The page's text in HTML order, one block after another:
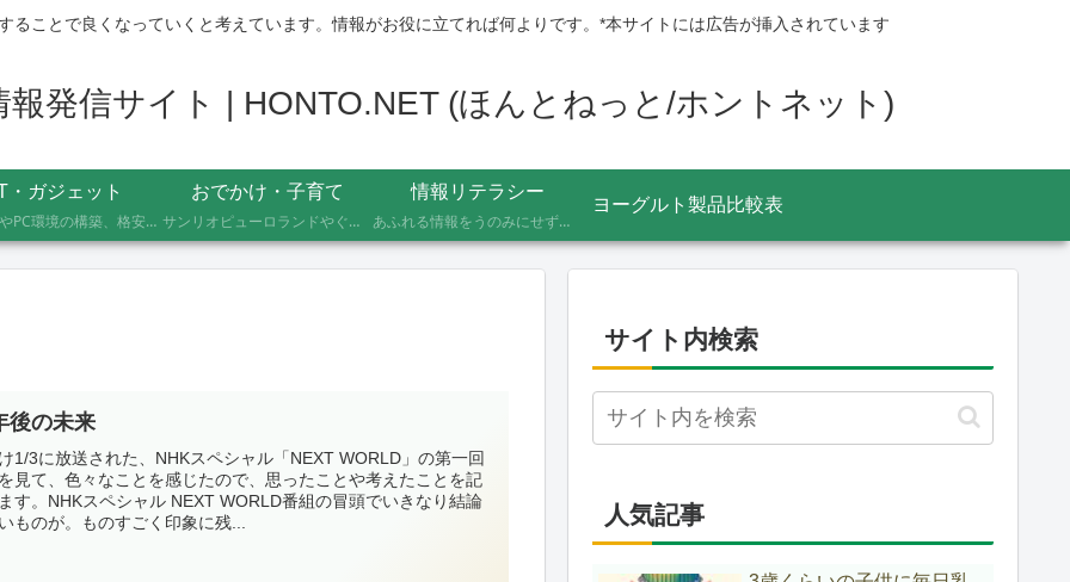
ることで良くなっていくと考えています。情報がお役に立てれば何よりです。*本サイトには広告が挿入されています
発信サイト | HONTO.NET (ほんとねっと/ホントネット)
・ガジェット
自作PCやPC環境の構築、格安SIMへのMNP乗り換え、便利なソフト・サービスの活用記録です。製品の型番や設定手順、つまずいたポイントまで具体的に記載していますので、同じことをしたい方の参考になれば幸いです。
おでかけ・子育て
サンリオピューロランドやぐりんぱなど、未就学児2人を連れて実際に行ったスポットの体験レポートです。株主優待や割引券でお得に楽しむ方法、子連れならではの持ち物や注意点もあわせて記録しています。
情報リテラシー
あふれる情報をうのみにせず、「これってほんと？」と一度立ち止まって見極めるための考え方を記録しています。ニュースの裏の読み解き方、詐欺やデマへの向き合い方など、サイト名「HONTO.NET」の原点となるテーマです。
ヨーグルト製品比較表
後の未来
1/3に放送された、NHKスペシャル「NEXT WORLD」の第一回
見て、色々なことを感じたので、思ったことや考えたことを記
す。NHKスペシャル NEXT WORLD番組の冒頭でいきなり結論
ものが。ものすごく印象に残...
サイト内検索
人気記事